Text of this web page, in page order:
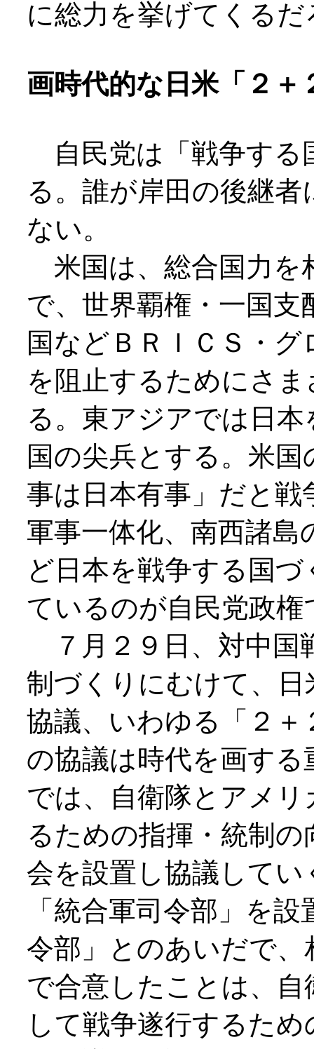
に総力を挙げてくるだ
画時代的な日米「２＋
自民党は「戦争する
る。誰が岸田の後継
ない。
米国は、総合国力を
で、世界覇権・一国
国などＢＲＩＣＳ・
を阻止するためにさ
る。東アジアでは日
国の尖兵とする。米
事は日本有事」だと
軍事一体化、南西諸島
ど日本を戦争する国
ているのが自民党政権
７月２９日、対中国
制づくりにむけて、
協議、いわゆる「２
の協議は時代を画す
では、自衛隊とアメ
るための指揮・統制
会を設置し協議して
「統合軍司令部」を
令部」とのあいだで
で合意したことは、
して戦争遂行するた